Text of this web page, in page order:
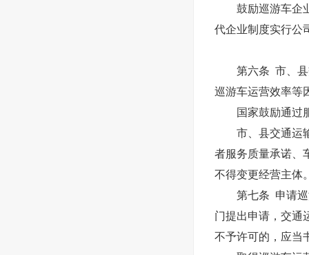
鼓励巡游车企业
代企业制度实行公
第六条 市、
巡游车运营效率等
国家鼓励通过服
市、县交通运输
者服务质量承诺、
不得变更经营主体
第七条 申请巡游
门提出申请，交通
不予许可的，应当